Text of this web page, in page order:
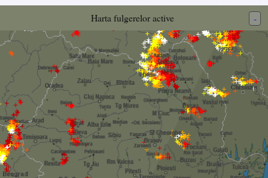
Harta fulgerelor active -